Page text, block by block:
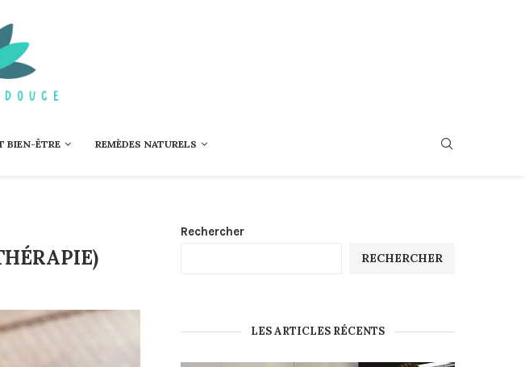
BIEN-ÊTRE REMÈDES NATURELS
Rechercher
RECHERCHER
LES ARTICLES RÉCENTS